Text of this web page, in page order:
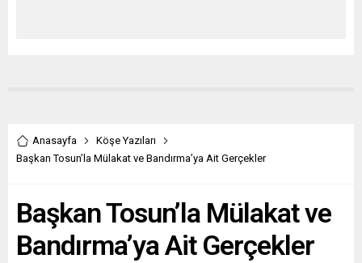
Anasayfa
Köşe Yazıları
Başkan Tosun’la Mülakat ve Bandırma’ya Ait Gerçekler
Başkan Tosun’la Mülakat ve
Bandırma’ya Ait Gerçekler